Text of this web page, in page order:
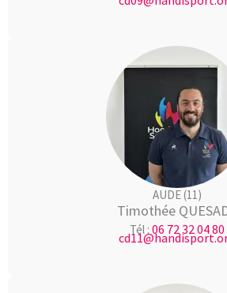
AUDE (11)
Timothée
Tél : 06 72 32 04 80